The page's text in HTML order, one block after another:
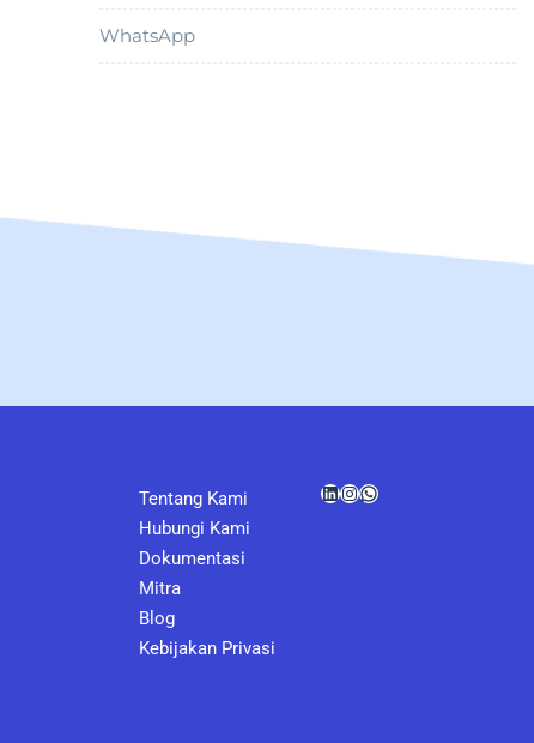
WhatsApp
Tentang Kami
Hubungi Kami
Dokumentasi
Mitra
Blog
Kebijakan Privasi
LinkedIn InstagramWhatsApp